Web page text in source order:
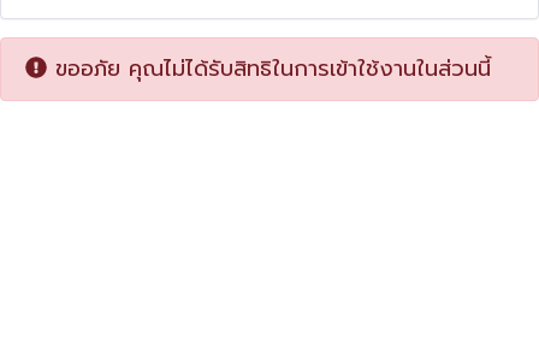
ขออภัย คุณไม่ได้รับสิทธิในการเข้าใช้งานในส่วนนี้